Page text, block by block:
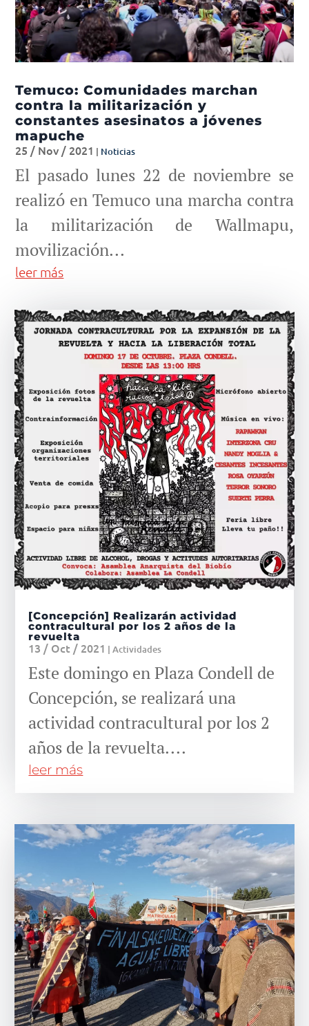
Temuco: Comunidades marchan
contra la militarización y
constantes asesinatos a jóvenes
mapuche
25 / Nov / 2021 | Noticias
El pasado lunes 22 de noviembre se
realizó en Temuco una marcha contra
la militarización de Wallmapu,
movilización...
leer más
[Concepción] Realizarán actividad
contracultural por los 2 años de la
revuelta
13 / Oct / 2021 |Actividades
Este domingo en Plaza Condell de
Concepción, se realizará una
actividad contracultural por los 2
años de la revuelta....
leer más